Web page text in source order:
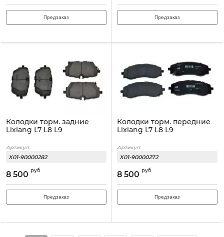
Предзаказ Предзаказ
Колодки торм. задние
Lixiang L7 L8 L9
Артикул:
X01-90000282
8 500 руб
Предзаказ
Колодки торм. передние
Lixiang L7 L8 L9
Артикул:
X01-90000272
8 500 руб
Предзаказ